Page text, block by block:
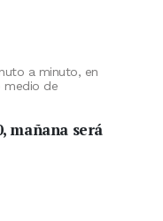
a minuto, en
medio de
mañana será